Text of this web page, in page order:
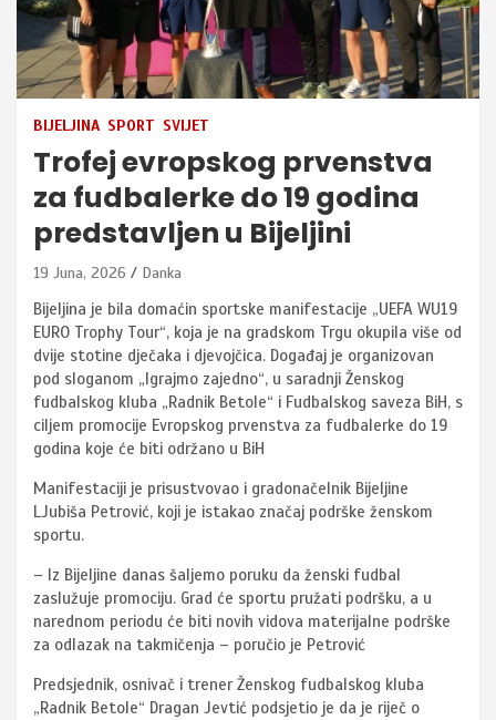
BIJELJINA SPORT SVIJET
Trofej evropskog prvenstva
za fudbalerke do 19 godina
predstavljen u Bijeljini
19 Juna, 2026 Danka
Bijeljina je bila domaćin sportske manifestacije „UEFA WU19
EURO Trophy Tour“, koja je na gradskom Trgu okupila više od
dvije stotine dječaka i djevojčica. Događaj je organizovan
pod sloganom „Igrajmo zajedno“, u saradnji Ženskog
fudbalskog kluba „Radnik Betole“ i Fudbalskog saveza BiH, s
ciljem promocije Evropskog prvenstva za fudbalerke do 19
godina koje će biti održano u BiH
Manifestaciji je prisustvovao i gradonačelnik Bijeljine
LJubiša Petrović, koji je istakao značaj podrške ženskom
sportu.
– Iz Bijeljine danas šaljemo poruku da ženski fudbal
zaslužuje promociju. Grad će sportu pružati podršku, a u
narednom periodu će biti novih vidova materijalne podrške
za odlazak na takmičenja – poručio je Petrović
Predsjednik, osnivač i trener Ženskog fudbalskog kluba
„Radnik Betole“ Dragan Jevtić podsjetio je da je riječ o